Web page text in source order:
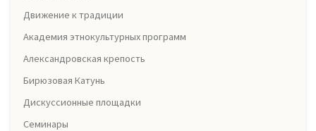
Движение к традиции
Академия этнокультурных программ
Александровская крепость
Бирюзовая Катунь
Дискуссионные площадки
Семинары